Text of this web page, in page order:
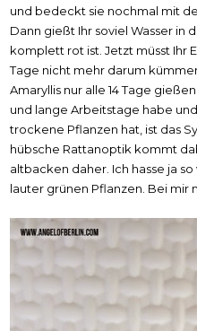
und bedeckt sie nochmal mit
Dann gießt Ihr soviel Wasser in
komplett rot ist. Jetzt müsst Ihr
Tage nicht mehr darum
Amaryllis nur alle 14 Tage
und lange Arbeitstage habe
trockene Pflanzen hat, ist das
hübsche Rattanoptik kommt
altbacken daher. Ich hasse ja
lauter grünen Pflanzen. Bei mir